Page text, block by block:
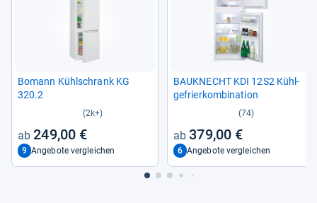
Bomann Kühl­schrank KG
320.2
(2k+)
249,00 €
9 Angebote vergleichen
BAU­KNECHT KDI 12S2 Kühl­
ge­frier­kom­bi­na­tion
(74)
379,00 €
6 Angebote vergleichen